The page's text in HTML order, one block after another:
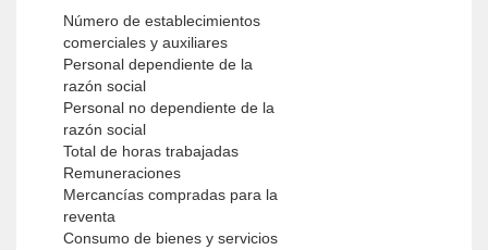
Número de establecimientos
comerciales y auxiliares
Personal dependiente de la
razón social
Personal no dependiente de la
razón social
Total de horas trabajadas
Remuneraciones
Mercancías compradas para la
reventa
Consumo de bienes y servicios